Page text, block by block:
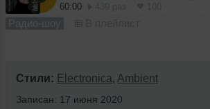
60:00
Радио-шоу
Стили: Electronica, Ambient
Записан: 17 июня 2020